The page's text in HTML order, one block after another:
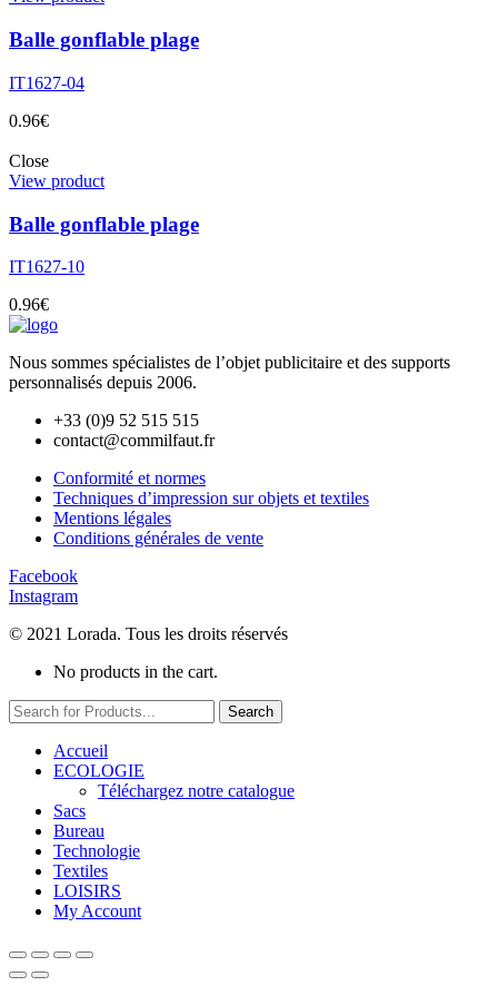
Balle gonflable plage
IT1627-04
0.96€
Close
View product
Balle gonflable plage
IT1627-10
0.96€
Nous sommes spécialistes de l’objet publicitaire et des supports
personnalisés depuis 2006.
+33 (0)9 52 515 515
contact@commilfaut.fr
Conformité et normes
Techniques d’impression sur objets et textiles
Mentions légales
Conditions générales de vente
Facebook
Instagram
© 2021 Lorada. Tous les droits réservés
No products in the cart.
Search
Accueil
ECOLOGIE
Téléchargez notre catalogue
Sacs
Bureau
Technologie
Textiles
LOISIRS
My Account